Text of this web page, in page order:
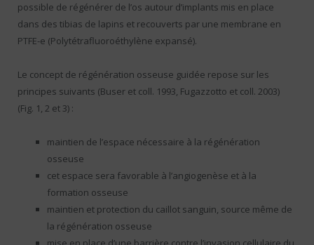
possible de régénérer de l’os autour d’implants mis en place
dans des tibias de lapins et recouverts par une membrane en
PTFE-e (Polytétrafluoroéthylène expansé).
Le concept de régénération osseuse guidée repose sur les
principes suivants (Buser et coll. 1993, Fugazzotto et coll. 2003)
(Fig. 1, 2 et 3) :
maintien de l’espace nécessaire à la régénération
osseuse
cet espace sera favorable à l’angiogenèse et à la
formation osseuse
maintien et protection du caillot sanguin, source même de
la régénération osseuse